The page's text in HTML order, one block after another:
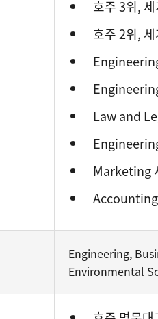
호주 3위,
호주 2위,
Law and
Marketing
Engineering,
Environmental